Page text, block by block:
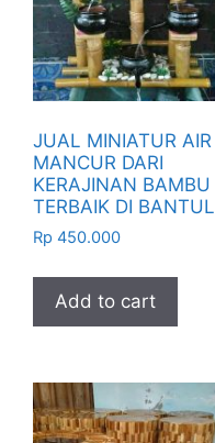
JUAL MINIATUR AIR
MANCUR DARI
KERAJINAN BAMBU
TERBAIK DI BANTUL
Rp 450.000
Add to cart